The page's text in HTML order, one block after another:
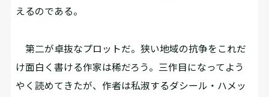
えるのである。
第二が卓抜なプロットだ。狭い地域の抗争をこれだ
け面白く書ける作家は稀だろう。三作目になってよう
やく読めてきたが、作者は私淑するダシール・ハメッ